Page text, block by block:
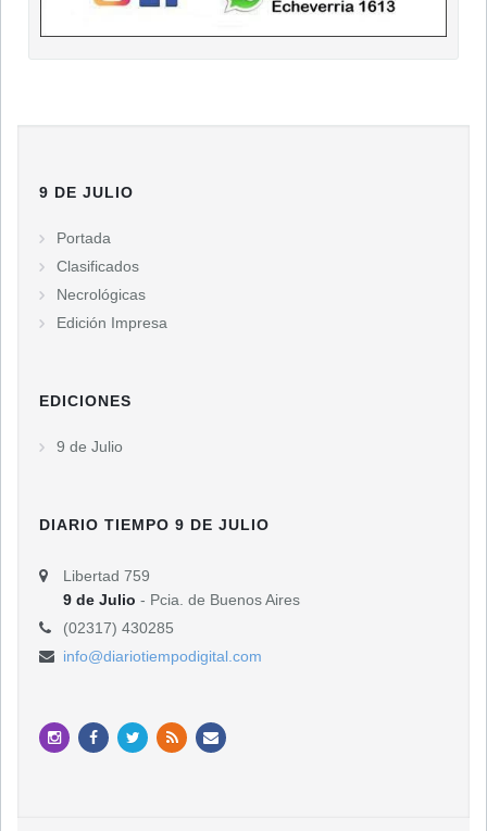
9 DE JULIO
Portada
Clasificados
Necrológicas
Edición Impresa
EDICIONES
9 de Julio
DIARIO TIEMPO 9 DE JULIO
Libertad 759
9 de Julio - Pcia. de Buenos Aires
(02317) 430285
info@diariotiempodigital.com